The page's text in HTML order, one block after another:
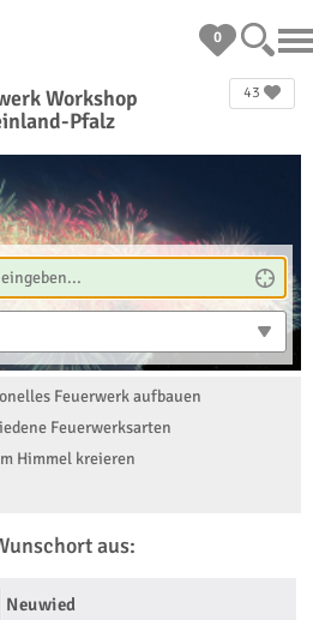
0
43
Workshop
Pfalz
Feuerwerk aufbauen
Feuerwerksarten
Himmel kreieren
aus:
Neuwied